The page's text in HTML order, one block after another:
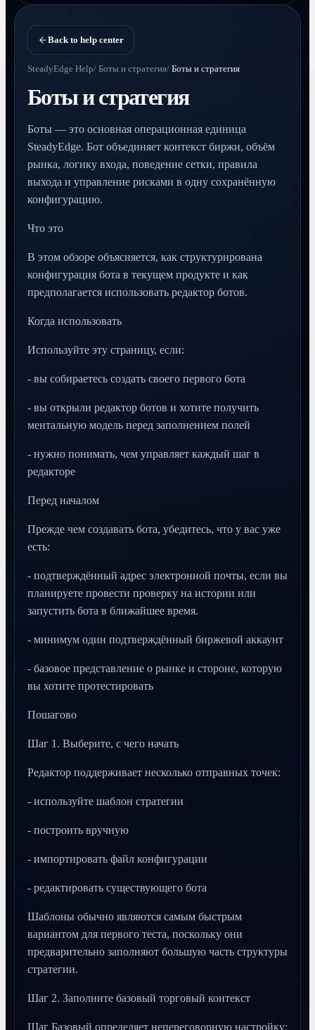
Back to help center
SteadyEdge Help/ Боты и стратегия/ Боты и стратегия
Боты и стратегия
Боты — это основная операционная единица
SteadyEdge. Бот объединяет контекст биржи, объём
рынка, логику входа, поведение сетки, правила
выхода и управление рисками в одну сохранённую
конфигурацию.
Что это
В этом обзоре объясняется, как структурирована
конфигурация бота в текущем продукте и как
предполагается использовать редактор ботов.
Когда использовать
Используйте эту страницу, если:
- вы собираетесь создать своего первого бота
- вы открыли редактор ботов и хотите получить
ментальную модель перед заполнением полей
- нужно понимать, чем управляет каждый шаг в
редакторе
Перед началом
Прежде чем создавать бота, убедитесь, что у вас уже
есть:
- подтверждённый адрес электронной почты, если вы
планируете провести проверку на истории или
запустить бота в ближайшее время.
- минимум один подтверждённый биржевой аккаунт
- базовое представление о рынке и стороне, которую
вы хотите протестировать
Пошагово
Шаг 1. Выберите, с чего начать
Редактор поддерживает несколько отправных точек:
- используйте шаблон стратегии
- построить вручную
- импортировать файл конфигурации
- редактировать существующего бота
Шаблоны обычно являются самым быстрым
вариантом для первого теста, поскольку они
предварительно заполняют большую часть структуры
стратегии.
Шаг 2. Заполните базовый торговый контекст
Шаг Базовый определяет непереговорную настройку: